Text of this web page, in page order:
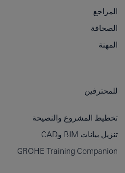
المراجع
الصحافة
المهنة
للمحترفين
تخطيط المشروع والنصيحة
تنزيل بيانات BIM وCAD
GROHE Training Companion